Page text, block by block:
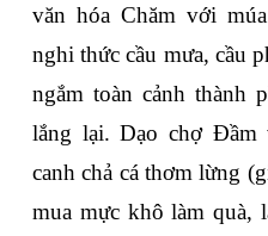
văn hóa Chăm với
nghi thức cầu mưa, cầu
ngắm toàn cảnh thành
lắng lại. Dạo chợ Đầm
canh chả cá thơm lừng
mua mực khô làm quà,